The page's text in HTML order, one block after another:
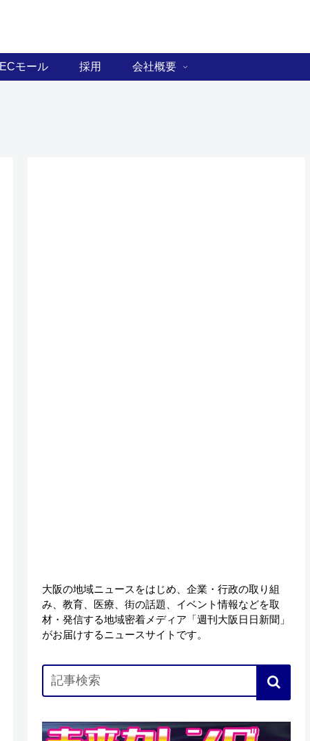
ECモール 採用 会社概要
大阪の地域ニュースをはじめ、企業・行政の取り組
み、教育、医療、街の話題、イベント情報などを取
材・発信する地域密着メディア「週刊大阪日日新聞」
がお届けするニュースサイトです。